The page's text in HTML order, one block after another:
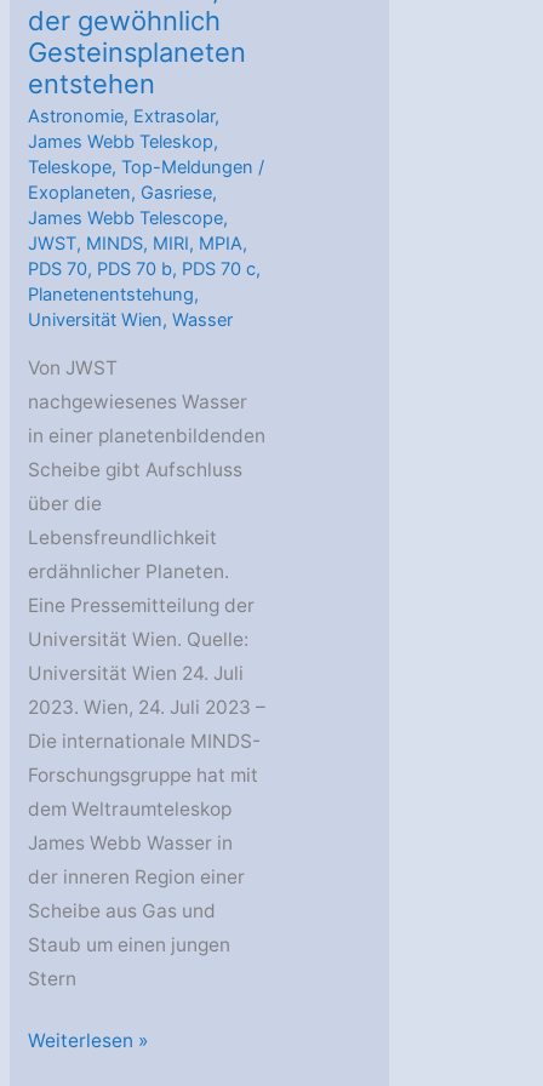
der gewöhnlich
Gesteinsplaneten
entstehen
Astronomie, Extrasolar,
James Webb Teleskop,
Teleskope,Top-Meldungen /
Exoplaneten, Gasriese,
James Webb Telescope,
JWST, MINDS, MIRI, MPIA,
PDS 70, PDS 70 b, PDS 70 c,
Planetenentstehung,
Universität Wien,Wasser
Von JWST
nachgewiesenes Wasser
in einer planetenbildenden
Scheibe gibt Aufschluss
über die
Lebensfreundlichkeit
erdähnlicher Planeten.
Eine Pressemitteilung der
Universität Wien. Quelle:
Universität Wien 24. Juli
2023. Wien, 24. Juli 2023 –
Die internationale MINDS-
Forschungsgruppe hat mit
dem Weltraumteleskop
James Webb Wasser in
der inneren Region einer
Scheibe aus Gas und
Staub um einen jungen
Stern
Wasser
Weiterlesen »